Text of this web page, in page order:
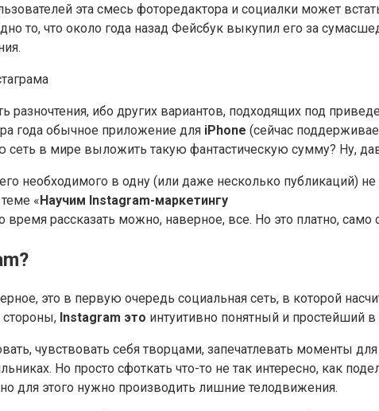
эта смесь фоторедактора и социалки может
то, что около года назад Фейсбук выкупил его за
разночтения, ибо других вариантов, подходящих под
года обычное приложение для iPhone (сейчас
в мире выложить такую фантастическую сумму? Ну,
необходимого в одну (или даже несколько публикаций)
«Научим Instagram-маркетингу
время рассказать можно, наверное, все. Но это платно, само
это в первую очередь социальная сеть, в которой
Instagram это интуитивно понятный и простейший
чувствовать себя творцами, запечатлевать моменты
Но просто сфоткать что-то не так интересно, как
для этого нужно производить лишние телодвижения.